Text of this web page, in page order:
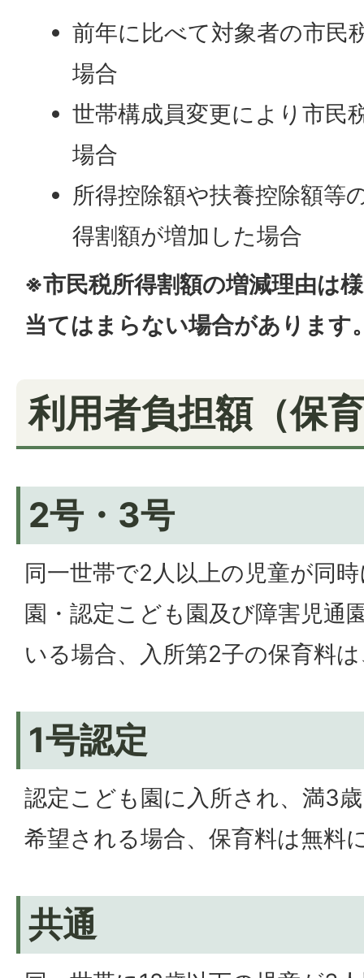
前年に比べて対象者の市民
場合
世帯構成員変更により市民
場合
所得控除額や扶養控除額等
得割額が増加した場合
※市民税所得割額の増減理由は
当てはまらない場合があります
利用者負担額（保
2号・3号
同一世帯で2人以上の児童が同
園・認定こども園及び障害児通
いる場合、入所第2子の保育料
1号認定
認定こども園に入所され、満3
希望される場合、保育料は無料
共通